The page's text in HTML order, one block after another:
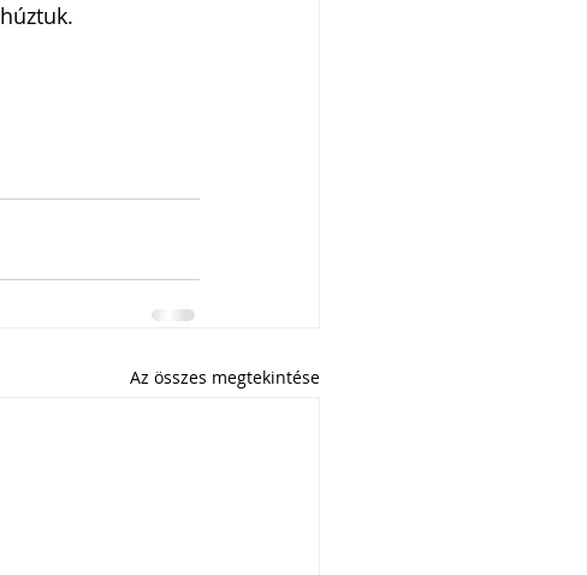
Az összes megtekintése